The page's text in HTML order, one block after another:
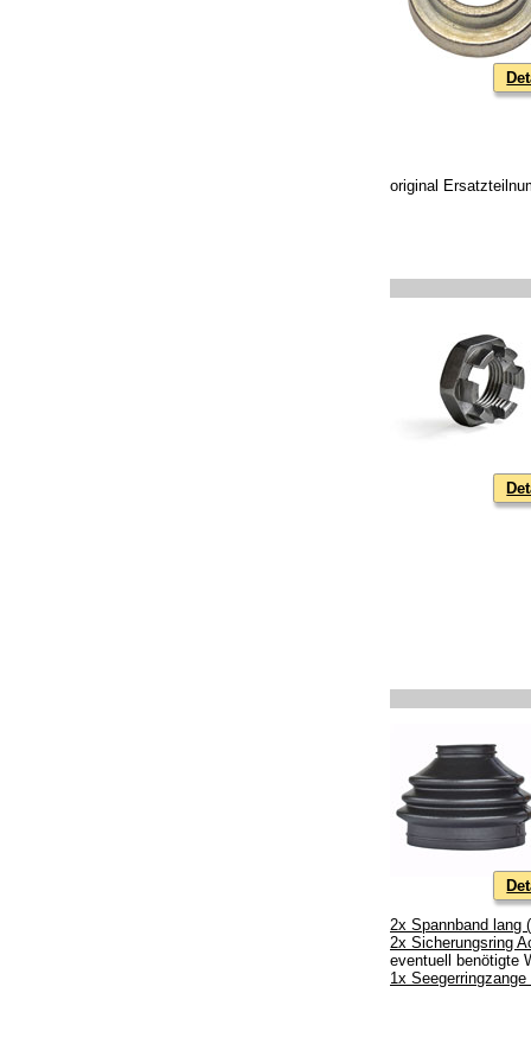
original
2x Spannband lang
2x Sicherungsring
eventuell benötigte
1x